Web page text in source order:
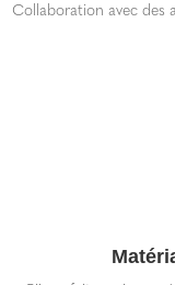
Collaboration avec des